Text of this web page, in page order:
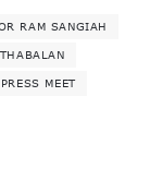
RAM SANGIAH
MEET